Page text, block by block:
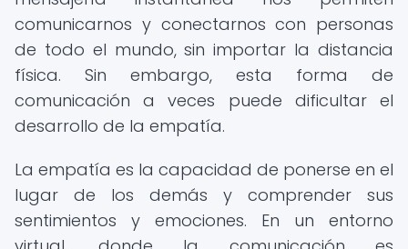
comunicarnos y conectarnos con personas
de todo el mundo, sin importar la distancia
física. Sin embargo, esta forma de
comunicación a veces puede dificultar el
desarrollo de la empatía.
La empatía es la capacidad de ponerse en el
lugar de los demás y comprender sus
sentimientos y emociones. En un entorno